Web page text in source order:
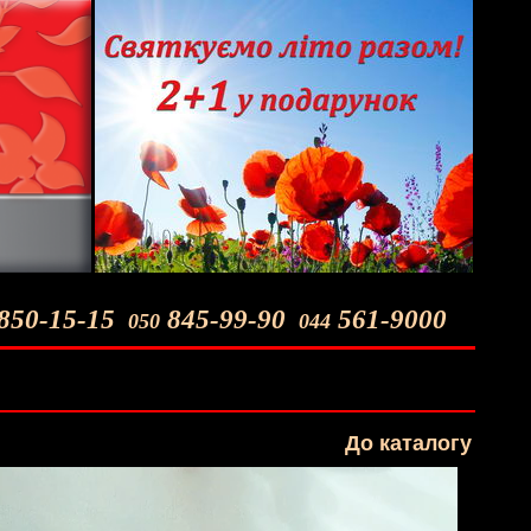
15-15 050 845-99-90 044 561-9000
До каталогу